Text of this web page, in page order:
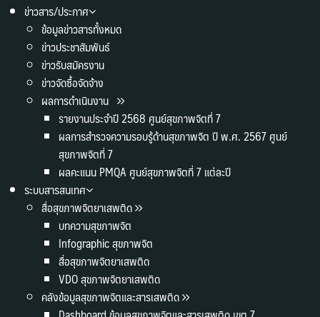
ข่าวสาร/ประกาศ
ข้อมูลข่าวสารทั้งหมด
ข่าวประชาสัมพันธ์
ข่าวรับสมัครงาน
ข่าวจัดซื้อจัดจ้าง
ผลการดำเนินงาน
รายงานประจำปี 2568 ศูนย์สุขภาพจิตที่ 7
ผลการสำรวจความรอบรู้ด้านสุขภาพจิต ปี พ.ศ. 2567 ศูนย์
สุขภาพจิตที่ 7
ผลคะแนน PMQA ศูนย์สุขภาพจิตที่ 7 แต่ละปี
ระบบสารสนเทศ
สื่อสุขภาพจิตยาเสพติด
บทความสุขภาพจิต
Infographic สุขภาพจิต
สื่อสุขภาพจิตยาเสพติด
VDO สุขภาพจิตยาเสพติด
คลังข้อมูลสุขภาพจิตและสารเสพติด